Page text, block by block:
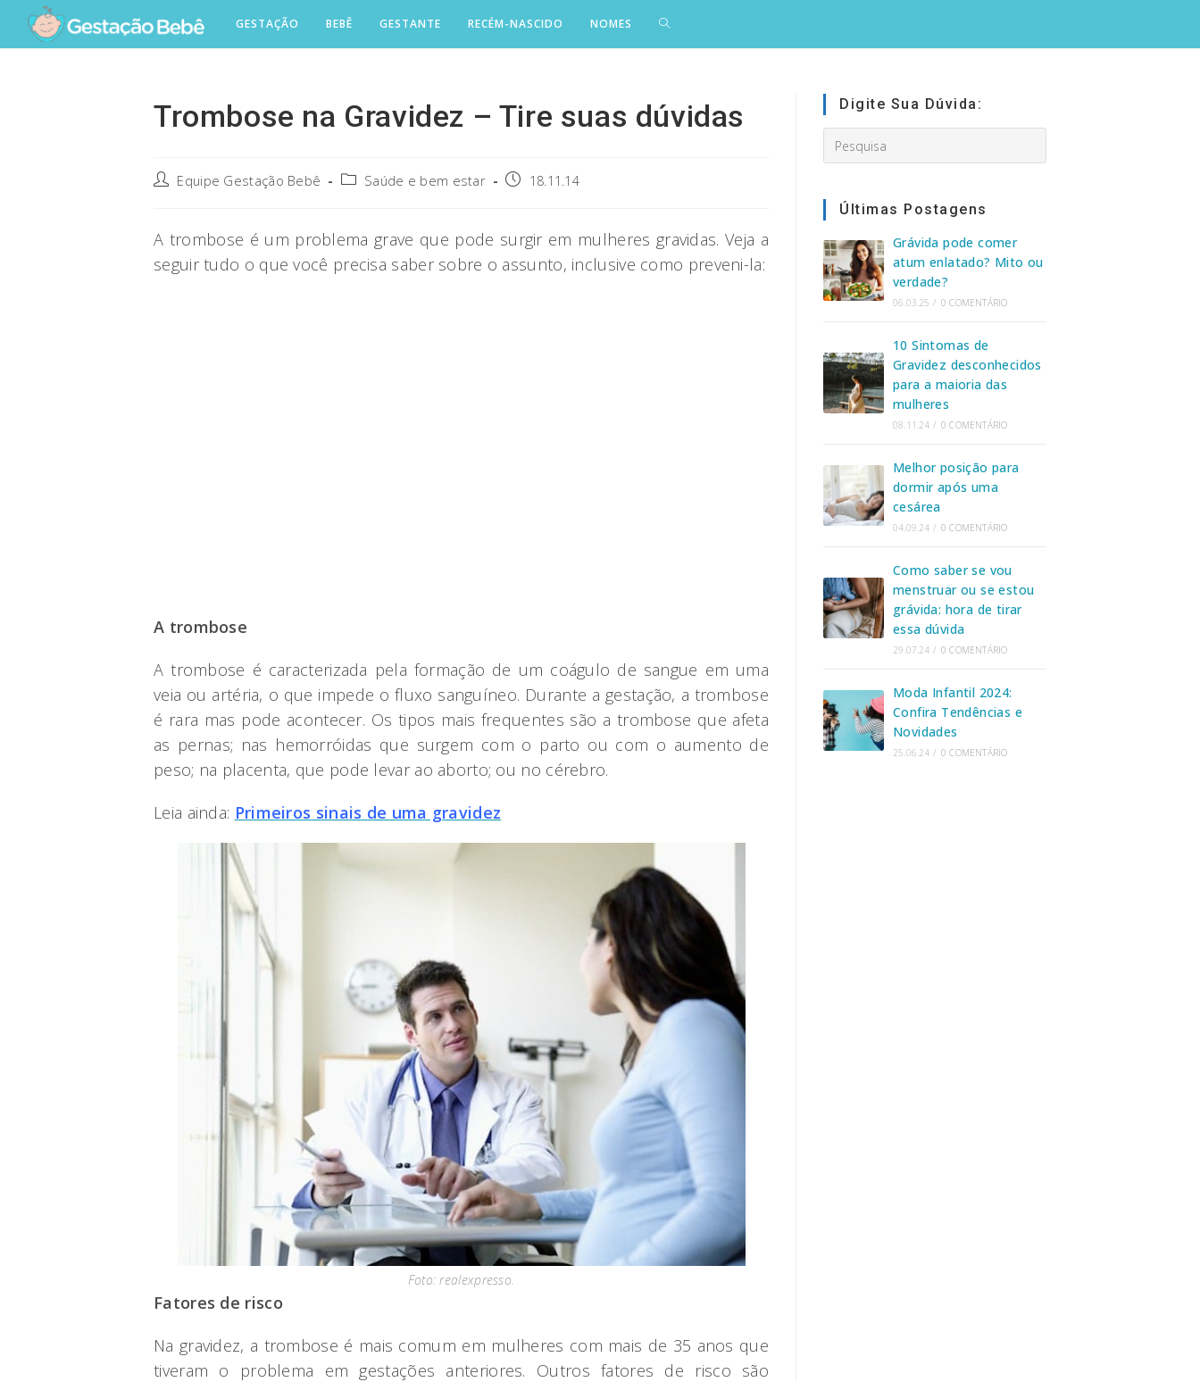
content
GESTAÇÃO BEBÊ GESTANTE RECÉM-NASCIDO NOMES
Trombose na Gravidez – Tire suas dúvidas
PostEquipe Gestação Bebê
PostSaúde e bem estar
Post18.11.14
A trombose é um problema grave que pode surgir em mulheres gravidas. Veja a
seguir tudo o que você precisa saber sobre o assunto, inclusive como preveni-la:
A trombose
A trombose é caracterizada pela formação de um coágulo de sangue em uma
veia ou artéria, o que impede o fluxo sanguíneo. Durante a gestação, a trombose
é rara mas pode acontecer. Os tipos mais frequentes são a trombose que afeta
as pernas; nas hemorróidas que surgem com o parto ou com o aumento de
peso; na placenta, que pode levar ao aborto; ou no cérebro.
Leia ainda: Primeiros sinais de uma gravidez
Foto: realexpresso.
Fatores de risco
Na gravidez, a trombose é mais comum em mulheres com mais de 35 anos que
tiveram o problema em gestações anteriores. Outros fatores de risco são
Digite Sua Dúvida:
this
Últimas Postagens
Grávida pode comer
atum enlatado? Mito ou
verdade?
06.03.25 / 0 COMENTÁRIO
10 Sintomas de
Gravidez desconhecidos
para a maioria das
mulheres
08.11.24 / 0 COMENTÁRIO
Melhor posição para
dormir após uma
cesárea
04.09.24 / 0 COMENTÁRIO
Como saber se vou
menstruar ou se estou
grávida: hora de tirar
essa dúvida
29.07.24 / 0 COMENTÁRIO
Moda Infantil 2024:
Confira Tendências e
Novidades
25.06.24 / 0 COMENTÁRIO